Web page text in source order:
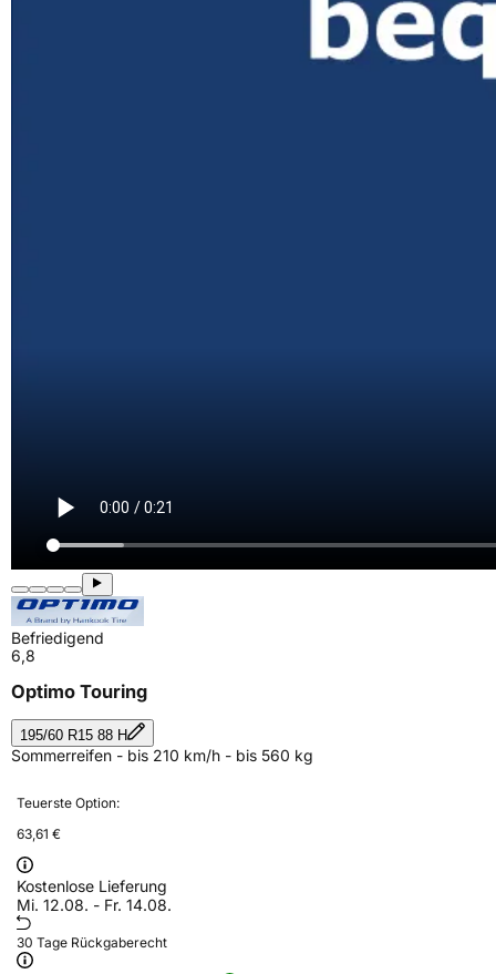
Befriedigend
6,8
Optimo Touring
195/60 R15 88 H
Sommerreifen - bis 210 km/h - bis 560 kg
Teuerste Option:
63,61 €
Kostenlose Lieferung
Mi. 12.08. - Fr. 14.08.
30 Tage Rückgaberecht